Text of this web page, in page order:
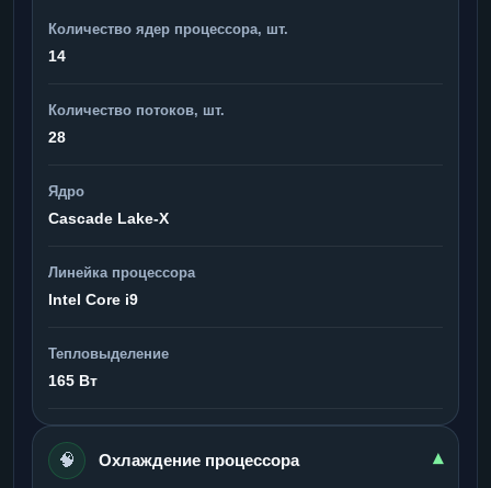
Количество ядер процессора, шт.
14
Количество потоков, шт.
28
Ядро
Cascade Lake-X
Линейка процессора
Intel Core i9
Тепловыделение
165 Вт
🧠 Охлаждение процессора ▾